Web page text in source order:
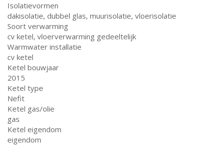
Isolatievormen
dakisolatie, dubbel glas, muurisolatie, vloerisolatie
Soort verwarming
cv ketel, vloerverwarming gedeeltelijk
Warmwater installatie
cv ketel
Ketel bouwjaar
2015
Ketel type
Nefit
Ketel gas/olie
gas
Ketel eigendom
eigendom